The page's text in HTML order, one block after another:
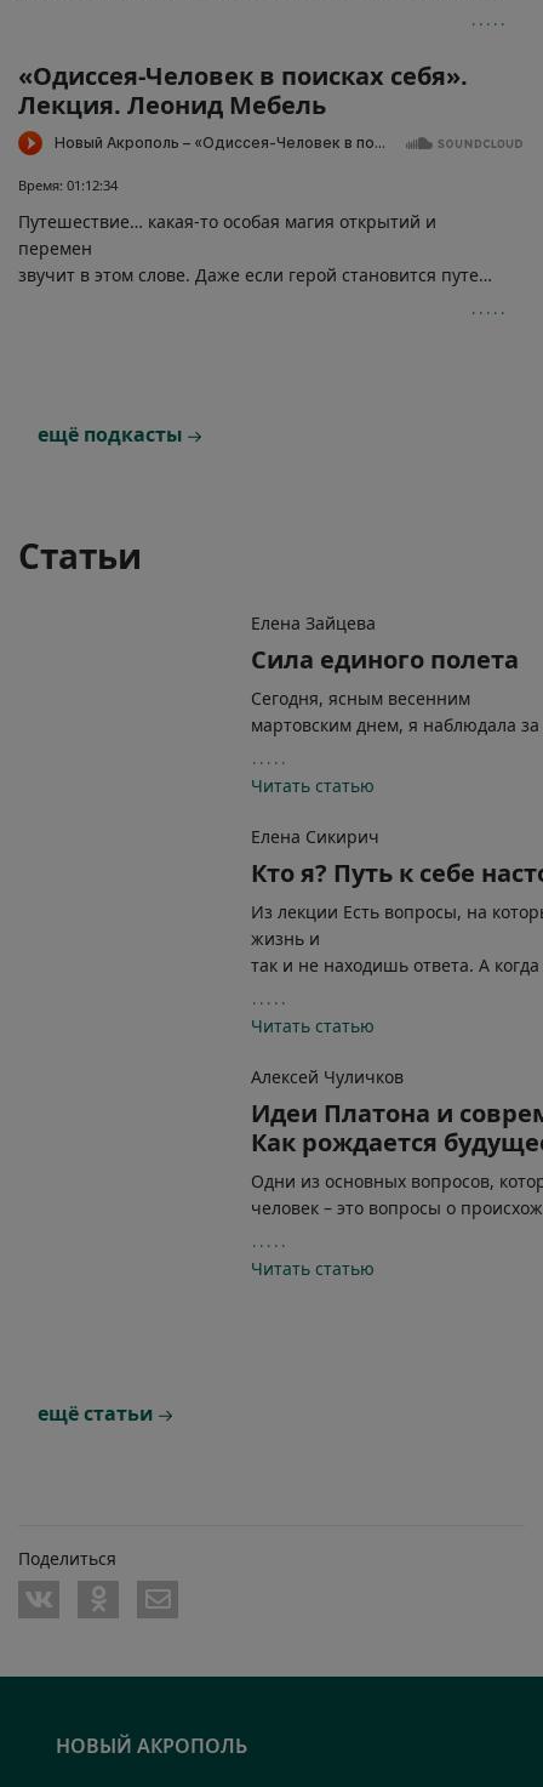
«Одиссея-Человек в поисках себя».
Лекция. Леонид Мебель
Время: 01:12:34
Путешествие… какая-то особая магия открытий и
перемен
звучит в этом слове. Даже если герой становится путешественником поневоле.Так произошло с легендарным царем Одиссеем. Его история, поведанная Гомером, говорит не только о далёком прошлом, но и о настоящем и будущем.Это история о поиске собственной сути, о поиске смысла своей жизни. Такой поиск не даётся легко — герой сталкивается с многочисленными препятствиями и проходит непростые испытания.Почему же так долог этот путь, и что значат для нас сегодняшних все эти встречи Одиссея с волшебницами, загадочными существами и странными народами?Попробуем разобраться…
ещё подкасты
Статьи
Елена Зайцева
Сила единого полета
Сегодня, ясным весенним
Читать статью
Елена Сикирич
Кто я? Путь к себе
Из лекции Есть вопросы, на
жизнь и
Читать статью
Алексей Чуличков
Идеи Платона и
Как рождается
Одни из основных вопросов,
Читать статью
ещё статьи
Поделиться
НОВЫЙ АКРОПОЛЬ